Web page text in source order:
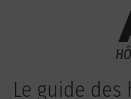
Le guide